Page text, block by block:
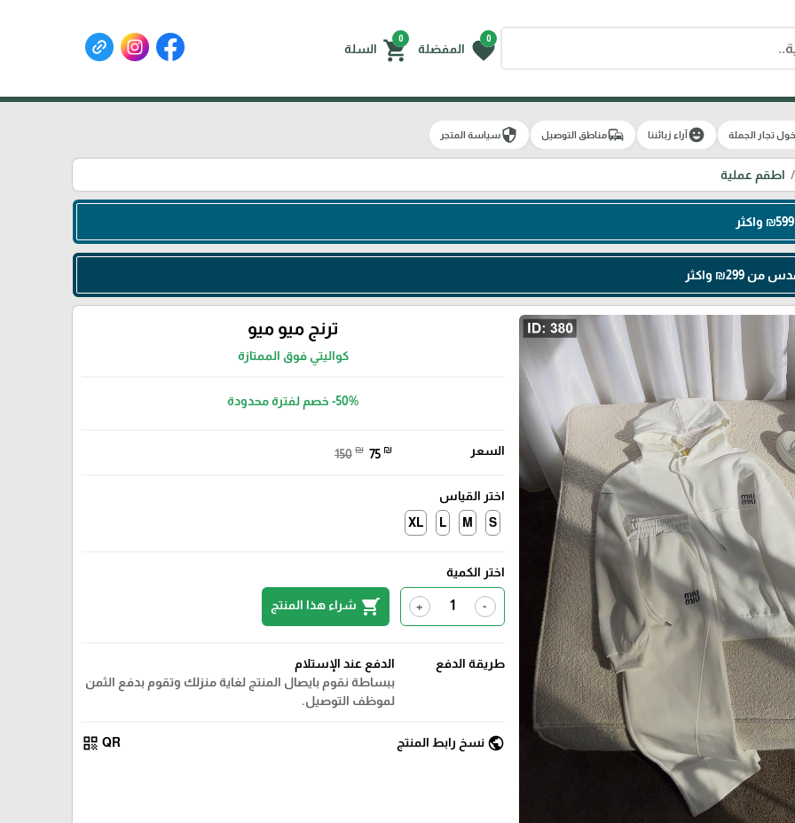
0
favorite المفضلة
0
shopping_cart السلة
تجار الجملة emoji_emotionsآراء زبائننا commuteمناطق التوصيل securityسياسة المتجر
اطقم عملية
واكثر
ترنج ميو ميو
كواليتي فوق الممتازة
-50%خصم لفترة محدودة
السعر 150 ₪ 75 ₪
اختر القياس
S
M
L
XL
اختر الكمية
-
+
shopping_cart شراء هذا المنتج
طريقة الدفع
الدفع عند الإستلام
ببساطة نقوم بايصال المنتج لغاية منزلك وتقوم بدفع الثمن
لموظف التوصيل.
public نسخ رابط المنتج QR
qr_code